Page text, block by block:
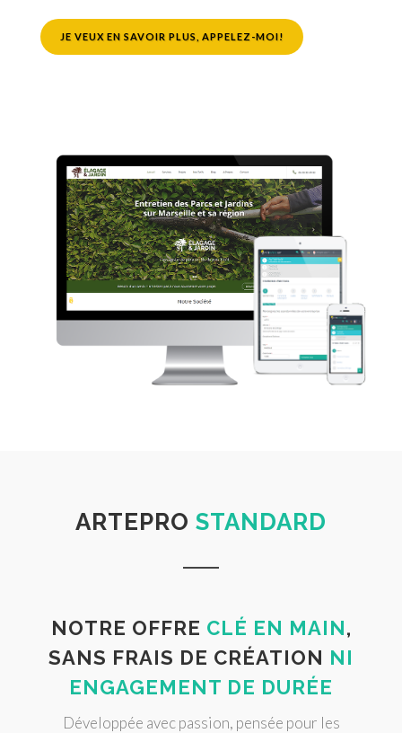
JE VEUX EN SAVOIR PLUS, APPELEZ-MOI!
ARTEPRO STANDARD
NOTRE OFFRE CLÉ EN MAIN,
SANS FRAIS DE CRÉATION NI
ENGAGEMENT DE DURÉE
Développée avec passion, pensée pour les